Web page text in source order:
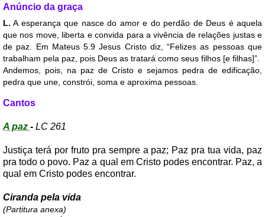
Anúncio da graça
L. A esperança que nasce do amor e do perdão de Deus é aquela
que nos move, liberta e convida para a vivência de relações justas e
de paz. Em Mateus 5.9 Jesus Cristo diz, “Felizes as pessoas que
trabalham pela paz, pois Deus as tratará como seus filhos [e filhas]”.
Andemos, pois, na paz de Cristo e sejamos pedra de edificação,
pedra que une, constrói, soma e aproxima pessoas.
Cantos
A paz - LC 261
Justiça terá por fruto pra sempre a paz; Paz pra tua vida, paz
pra todo o povo. Paz a qual em Cristo podes encontrar. Paz, a
qual em Cristo podes encontrar.
Ciranda pela vida
(Partitura anexa)